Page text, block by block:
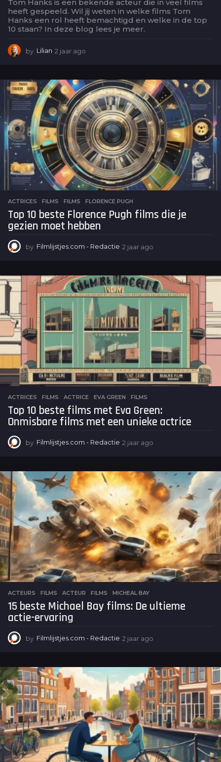
Tom Hanks is een bekende acteur die in veel films
heeft gespeeld. Wil jij weten in welke films Tom
Hanks een rol heeft bemachtigd en welke in de top
10 staan? In deze blog lees je meer.
by Lilian 2 jaar ago
a
r
a
g
o
ACTRICES ,FILMS FILMS ,FLORENCE PUGH
Top 10 beste Florence Pugh films die je
gezien moet hebben
by Filmlijstjes.com - Redactie 2 jaar ago
a
r
a
ACTRICES ,FILMS ACTRICE ,EVA GREEN ,FILMS
Top 10 beste films met Eva Green:
Onmisbare films met een unieke actrice
by Filmlijstjes.com - Redactie 2 jaar ago
a
r
a
g
ACTEURS ,FILMS ACTEUR ,FILMS ,MICHEAL BAY
15 beste Michael Bay films: De ultieme
actie-ervaring
by Filmlijstjes.com - Redactie 2 jaar ago
a
r
a
g
o